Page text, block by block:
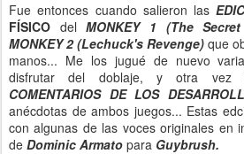
Fue entonces cuando salieron las
FÍSICO delMONKEY 1 (The
MONKEY 2 (Lechuck's Revenge) que
manos... Me los jugué de nuevo
disfrutar del doblaje, y otra vez
COMENTARIOS DE LOS
anécdotas de ambos juegos... Estas
con algunas de las voces originales en
de Dominic Armato para Guybrush.